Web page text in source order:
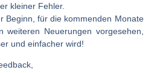
kleiner Fehler.
Beginn, für die kommenden Monate
Neuerungen vorgesehen,
und einfacher wird!